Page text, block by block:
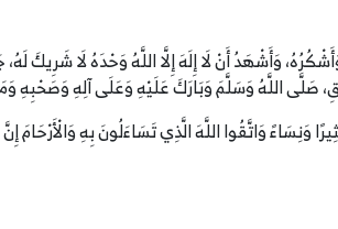
وَأَشْهَدُ أَنْ لَا إِلَهَ إِلَّا اللَّهُ وَحْدَهُ لَا شَرِيكَ